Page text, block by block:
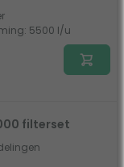
5500 l/u
filterset